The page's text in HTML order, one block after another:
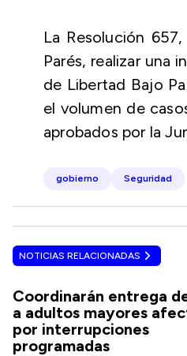
La Resolución
Parés, realizar una
de Libertad Bajo
el volumen de
aprobados por la
gobierno Seguridad
NOTICIAS RELACIONADAS
Coordinarán entrega
a adultos mayores
por interrupciones
programadas